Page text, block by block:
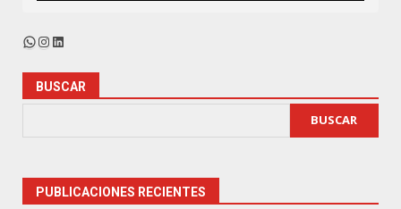
WhatsApp
Instagram
LinkedIn
BUSCAR
BUSCAR
PUBLICACIONES RECIENTES